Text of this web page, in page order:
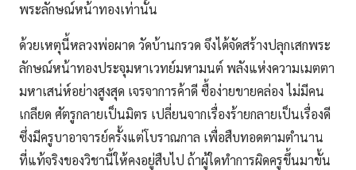
พระลักษณ์หน้าทองเท่านั้น
ด้วยเหตุนี้หลวงพ่อผาด วัดบ้านกรวด จึงได้จัดสร้างปลุกเสกพระ
ลักษณ์หน้าทองประจุมหาเวทย์มหามนต์ พลังแห่งความเมตตา
มหาเสน่ห์อย่างสูงสุด เจรจาการค้าดี ซื้อง่ายขายคล่อง ไม่มีคน
เกลียด ศัตรูกลายเป็นมิตร เปลี่ยนจากเรื่องร้ายกลายเป็นเรื่องดี
ซึ่งมีครูบาอาจารย์ครั้งแต่โบราณกาล เพื่อสืบทอดตามตำนาน
ที่แท้จริงของวิชานี้ให้คงอยู่สืบไป ถ้าผู้ใดทำการผิดครูขึ้นมาขั้น